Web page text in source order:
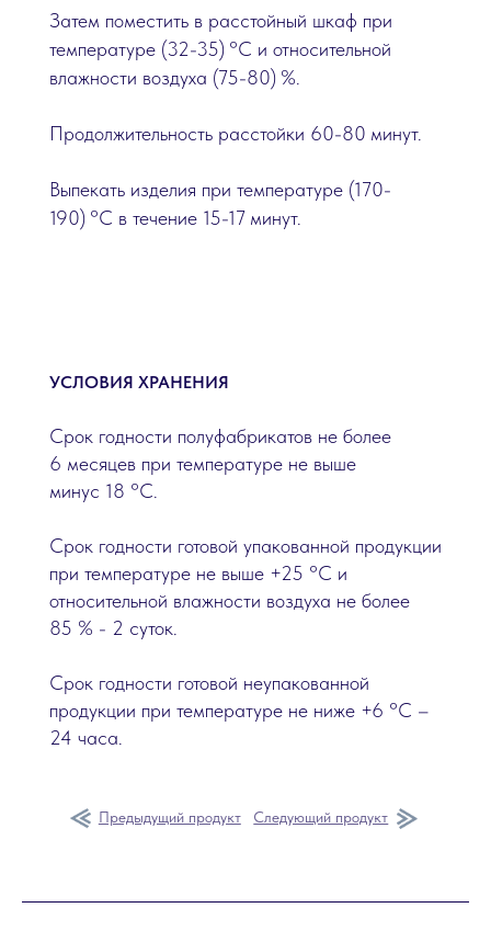
Затем поместить в расстойный шкаф при
температуре (32-35) °C и относительной
влажности воздуха (75-80) %.
Продолжительность расстойки 60-80 минут.
Выпекать изделия при температуре (170-
190) °C в течение 15-17 минут.
УСЛОВИЯ ХРАНЕНИЯ
Срок годности полуфабрикатов не более
6 месяцев при температуре не выше
минус 18 °C.
Срок годности готовой упакованной продукции
при температуре не выше +25 °C и
относительной влажности воздуха не более
85 % - 2 суток.
Срок годности готовой неупакованной
продукции при температуре не ниже +6 °C –
24 часа.
Предыдущий продукт Следующий продукт